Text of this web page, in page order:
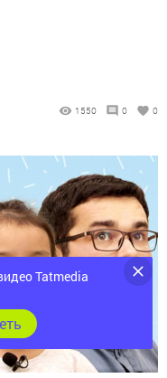
1550 0 0
Tatmedia